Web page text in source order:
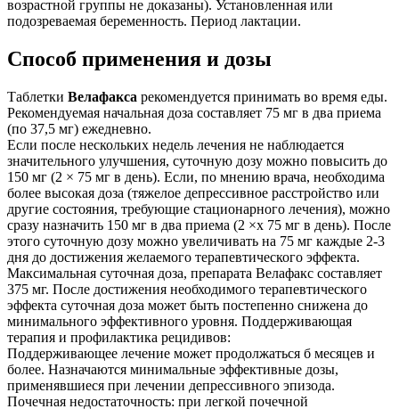
возрастной группы не доказаны). Установленная или
подозреваемая беременность. Период лактации.
Способ применения и дозы
Таблетки Велафакса рекомендуется принимать во время еды.
Рекомендуемая начальная доза составляет 75 мг в два приема
(по 37,5 мг) ежедневно.
Если после нескольких недель лечения не наблюдается
значительного улучшения, суточную дозу можно повысить до
150 мг (2 × 75 мг в день). Если, по мнению врача, необходима
более высокая доза (тяжелое депрессивное расстройство или
другие состояния, требующие стационарного лечения), можно
сразу назначить 150 мг в два приема (2 ×х 75 мг в день). После
этого суточную дозу можно увеличивать на 75 мг каждые 2-3
дня до достижения желаемого терапевтического эффекта.
Максимальная суточная доза, препарата Велафакс составляет
375 мг. После достижения необходимого терапевтического
эффекта суточная доза может быть постепенно снижена до
минимального эффективного уровня. Поддерживающая
терапия и профилактика рецидивов:
Поддерживающее лечение может продолжаться б месяцев и
более. Назначаются минимальные эффективные дозы,
применявшиеся при лечении депрессивного эпизода.
Почечная недостаточность: при легкой почечной